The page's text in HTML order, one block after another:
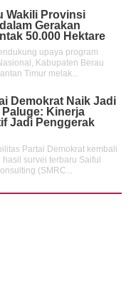
Wakili Provinsi
Gerakan
50.000 Hektare
upaya program
Kabupaten Berau
Timur melak...
Demokrat Naik Jadi
Paluge: Kinerja
Jadi Penggerak
Partai Demokrat kembali
survei terbaru Saiful
(SMRC...